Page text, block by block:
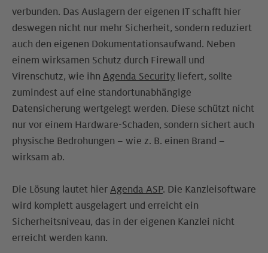
verbunden. Das Auslagern der eigenen IT schafft hier
deswegen nicht nur mehr Sicherheit, sondern reduziert
auch den eigenen Dokumentationsaufwand. Neben
einem wirksamen Schutz durch Firewall und
Virenschutz, wie ihn Agenda Security liefert, sollte
zumindest auf eine standortunabhängige
Datensicherung wertgelegt werden. Diese schützt nicht
nur vor einem Hardware-Schaden, sondern sichert auch
physische Bedrohungen – wie z. B. einen Brand –
wirksam ab.
Die Lösung lautet hier Agenda ASP. Die Kanzleisoftware
wird komplett ausgelagert und erreicht ein
Sicherheitsniveau, das in der eigenen Kanzlei nicht
erreicht werden kann.